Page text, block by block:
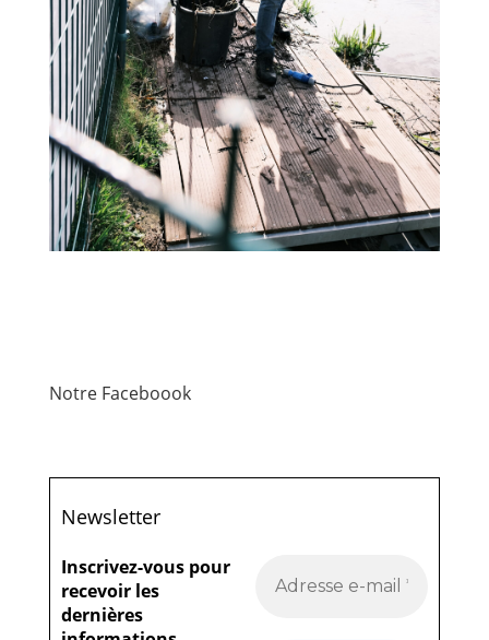
Notre Faceboook
Newsletter
Inscrivez-vous pour
recevoir les
dernières